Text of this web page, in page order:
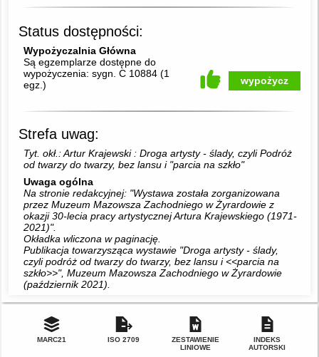
Status dostępności:
Wypożyczalnia Główna
Są egzemplarze dostępne do
wypożyczenia:sygn. C 10884(1
egz.) wypożycz
Strefa uwag:
Tyt. okł.: Artur Krajewski : Droga artysty - ślady, czyli Podróż
od twarzy do twarzy, bez lansu i "parcia na szkło"
Uwaga ogólna
Na stronie redakcyjnej: "Wystawa została zorganizowana
przez Muzeum Mazowsza Zachodniego w Żyrardowie z
okazji 30-lecia pracy artystycznej Artura Krajewskiego (1971-
2021)".
Okładka wliczona w paginację.
Publikacja towarzysząca wystawie "Droga artysty - ślady,
czyli podróż od twarzy do twarzy, bez lansu i <<parcia na
szkło>>", Muzeum Mazowsza Zachodniego w Żyrardowie
(październik 2021).
MARC21 ISO 2709
ZESTAWIENIE
LINIOWE
INDEKS
AUTORSKI